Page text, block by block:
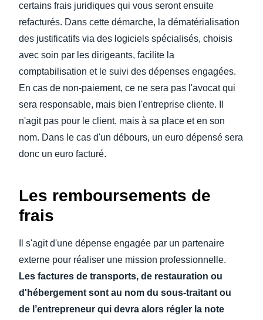
certains frais juridiques qui vous seront ensuite
refacturés. Dans cette démarche, la dématérialisation
des justificatifs via des logiciels spécialisés, choisis
avec soin par les dirigeants, facilite la
comptabilisation et le suivi des dépenses engagées.
En cas de non-paiement, ce ne sera pas l'avocat qui
sera responsable, mais bien l'entreprise cliente. Il
n'agit pas pour le client, mais à sa place et en son
nom. Dans le cas d'un débours, un euro dépensé sera
donc un euro facturé.
Les remboursements de
frais
Il s'agit d'une dépense engagée par un partenaire
externe pour réaliser une mission professionnelle.
Les factures de transports, de restauration ou
d'hébergement sont au nom du sous-traitant ou
de l’entrepreneur qui devra alors régler la note